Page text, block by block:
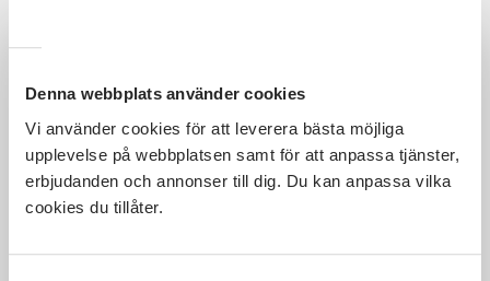
Denna webbplats använder cookies
Vi använder cookies för att leverera bästa möjliga
upplevelse på webbplatsen samt för att anpassa tjänster,
erbjudanden och annonser till dig. Du kan anpassa vilka
cookies du tillåter.
resa med Åsa Fång mfl (Aktiva